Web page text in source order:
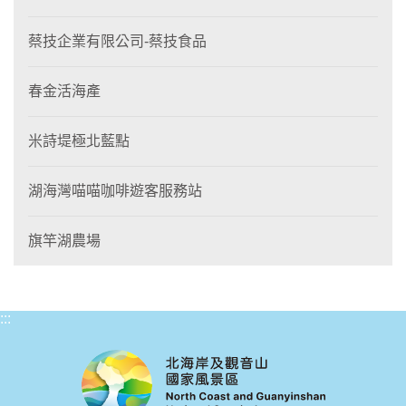
蔡技企業有限公司-蔡技食品
春金活海產
米詩堤極北藍點
湖海灣喵喵咖啡遊客服務站
旗竿湖農場
:::